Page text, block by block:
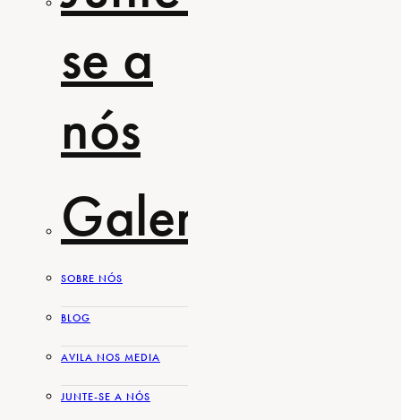
se a
nós
Galeria
SOBRE NÓS
BLOG
AVILA NOS MEDIA
JUNTE-SE A NÓS